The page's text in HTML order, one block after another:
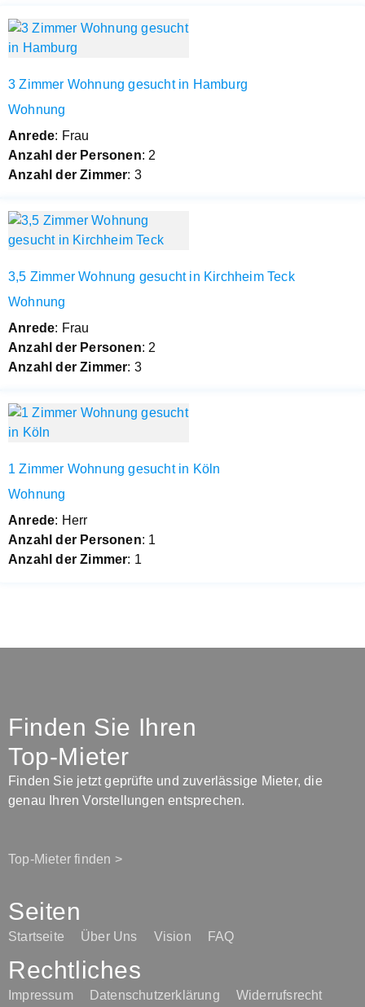
3 Zimmer Wohnung gesucht in Hamburg
Wohnung
Anrede: Frau
Anzahl der Personen: 2
Anzahl der Zimmer: 3
3,5 Zimmer Wohnung gesucht in Kirchheim Teck
Wohnung
Anrede: Frau
Anzahl der Personen: 2
Anzahl der Zimmer: 3
1 Zimmer Wohnung gesucht in Köln
Wohnung
Anrede: Herr
Anzahl der Personen: 1
Anzahl der Zimmer: 1
Finden Sie Ihren
Top-Mieter
Finden Sie jetzt geprüfte und zuverlässige Mieter, die
genau Ihren Vorstellungen entsprechen.
Top-Mieter finden >
Seiten
Startseite Über Uns Vision FAQ
Rechtliches
Impressum Datenschutzerklärung Widerrufsrecht